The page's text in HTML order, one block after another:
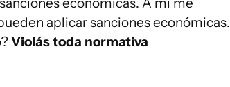
aplicar sanciones económicas.
Violás toda normativa